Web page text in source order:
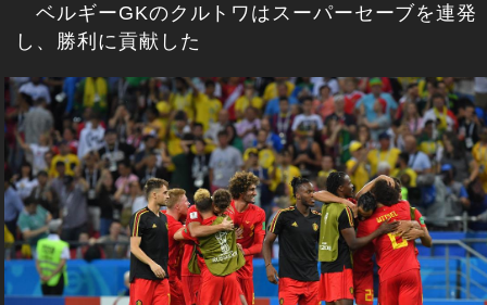
ベルギーGKのクルトワはスーパーセーブを連発
し、勝利に貢献した